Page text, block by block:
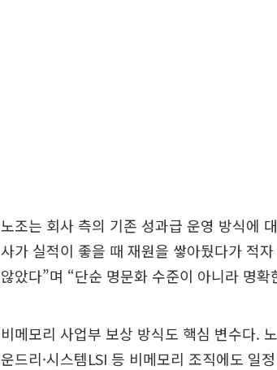
노조는 회사 측의 기존 성과급 운영 방식에
사가 실적이 좋을 때 재원을 쌓아뒀다가 적
않았다”며 “단순 명문화 수준이 아니라 명
비메모리 사업부 보상 방식도 핵심 변수다.
운드리·시스템LSI 등 비메모리 조직에도 일